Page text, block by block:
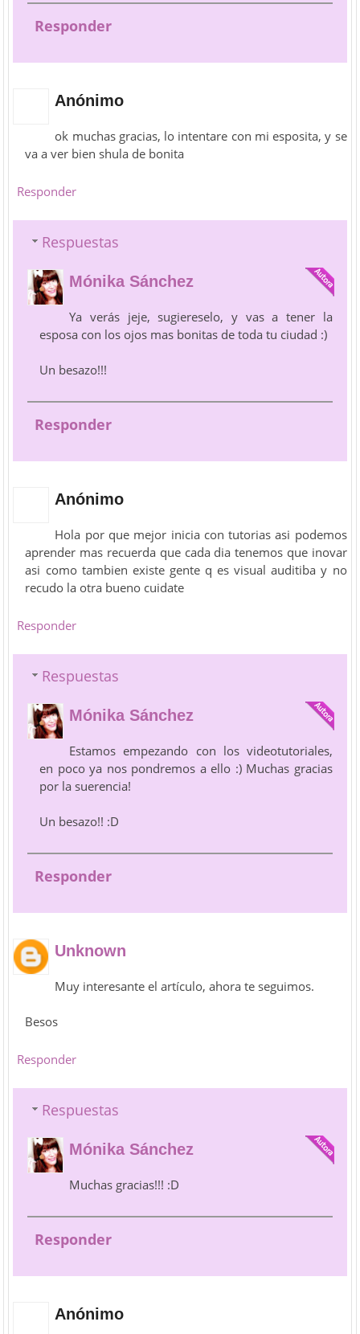
Responder
Anónimo
ok muchas gracias, lo intentare con mi esposita, y se
va a ver bien shula de bonita
Responder
Respuestas
Mónika Sánchez
Ya verás jeje, sugiereselo, y vas a tener la
esposa con los ojos mas bonitas de toda tu ciudad :)
Un besazo!!!
Responder
Anónimo
Hola por que mejor inicia con tutorias asi podemos
aprender mas recuerda que cada dia tenemos que inovar
asi como tambien existe gente q es visual auditiba y no
recudo la otra bueno cuidate
Responder
Respuestas
Mónika Sánchez
Estamos empezando con los videotutoriales,
en poco ya nos pondremos a ello :) Muchas gracias
por la suerencia!
Un besazo!! :D
Responder
Unknown
Muy interesante el artículo, ahora te seguimos.
Besos
Responder
Respuestas
Mónika Sánchez
Muchas gracias!!! :D
Responder
Anónimo